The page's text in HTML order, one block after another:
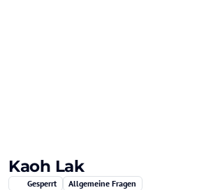
Kaoh Lak
Gesperrt
Allgemeine Fragen